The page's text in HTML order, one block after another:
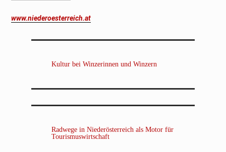
www.niederoesterreich.at
Kultur bei Winzerinnen und Winzern
Radwege in Niederösterreich als Motor für
Tourismuswirtschaft